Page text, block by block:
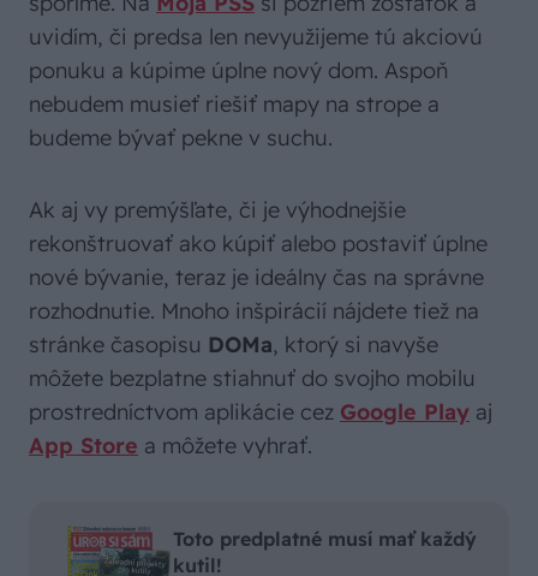
uvidím, či predsa len nevyužijeme tú akciovú
ponuku a kúpime úplne nový dom. Aspoň
nebudem musieť riešiť mapy na strope a
budeme bývať pekne v suchu.
Ak aj vy premýšľate, či je výhodnejšie
rekonštruovať ako kúpiť alebo postaviť úplne
nové bývanie, teraz je ideálny čas na správne
rozhodnutie. Mnoho inšpirácií nájdete tiež na
stránke časopisu DOMa, ktorý si navyše
môžete bezplatne stiahnuť do svojho mobilu
prostredníctvom aplikácie cez Google Play aj
App Store a môžete vyhrať.
Toto predplatné musí mať každý
kutil!